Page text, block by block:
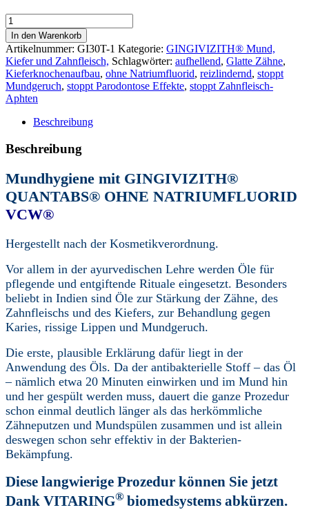
5x
GINGIVIZITH®
QUANTABS®
OHNE
NATRIUMFLUORID
VCW®,
Dose
mit
QUANTABS®/
33
g.
Zähne,
reizlindernd,
stoppt
Zahnfleisch-
schmerzlindernd.
Parodontose
Effekte,
fördert
den
Kieferknochenaufbau.
(Kopie)
In den Warenkorb
Artikelnummer: GI30T-1 Kategorie: GINGIVIZITH® Mund,
Kiefer und Zahnfleisch, Schlagwörter: aufhellend, Glatte Zähne,
Kieferknochenaufbau, ohne Natriumfluorid, reizlindernd, stoppt
Mundgeruch, stoppt Parodontose Effekte, stoppt Zahnfleisch-
Aphten
Beschreibung
Beschreibung
Mundhygiene mit GINGIVIZITH®
QUANTABS® OHNE NATRIUMFLUORID
VCW®
Hergestellt nach der Kosmetikverordnung.
Vor allem in der ayurvedischen Lehre werden Öle für
pflegende und entgiftende Rituale eingesetzt. Besonders
beliebt in Indien sind Öle zur Stärkung der Zähne, des
Zahnfleischs und des Kiefers, zur Behandlung gegen
Karies, rissige Lippen und Mundgeruch.
Die erste, plausible Erklärung dafür liegt in der
Anwendung des Öls. Da der antibakterielle Stoff – das Öl
– nämlich etwa 20 Minuten einwirken und im Mund hin
und her gespült werden muss, dauert die ganze Prozedur
schon einmal deutlich länger als das herkömmliche
Zähneputzen und Mundspülen zusammen und ist allein
deswegen schon sehr effektiv in der Bakterien-
Bekämpfung.
Diese langwierige Prozedur können Sie jetzt
Dank VITARING® biomedsystems abkürzen.